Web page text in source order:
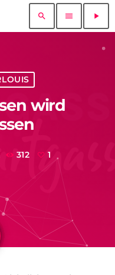
search menu play_arrow
wird
312 1